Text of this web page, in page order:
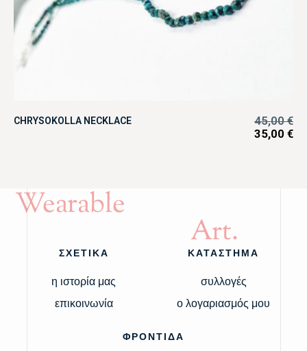
CHRYSOKOLLA NECKLACE 45,00€
35,00 €
Wearable
Art.
ΣΧΕΤΙΚΑ
η ιστορία μας
επικοινωνία
ΚΑΤΑΣΤΗΜΑ
συλλογές
ο λογαριασμός μου
ΦΡΟΝΤΙΔΑ